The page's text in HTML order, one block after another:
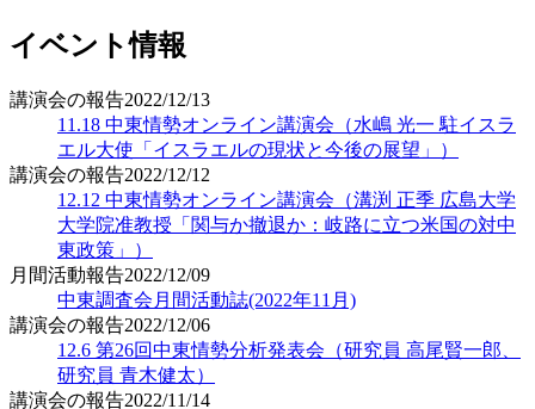
イベント情報
講演会の報告2022/12/13
11.18 中東情勢オンライン講演会（水嶋 光一 駐イスラ
エル大使「イスラエルの現状と今後の展望」）
講演会の報告2022/12/12
12.12 中東情勢オンライン講演会（溝渕 正季 広島大学
大学院准教授「関与か撤退か：岐路に立つ米国の対中
東政策」）
月間活動報告2022/12/09
中東調査会月間活動誌(2022年11月)
講演会の報告2022/12/06
12.6 第26回中東情勢分析発表会（研究員 高尾賢一郎、
研究員 青木健太）
講演会の報告2022/11/14